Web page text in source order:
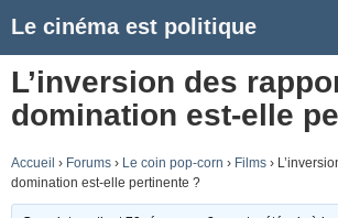
Le cinéma est politique
L’inversion des
domination est-elle
Accueil › Forums › Le coin pop-corn › Films ›
domination est-elle pertinente ?